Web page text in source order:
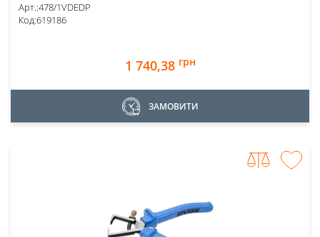
Арт.:478/1VDEDP
Код:619186
1 740,38 грн
ЗАМОВИТИ